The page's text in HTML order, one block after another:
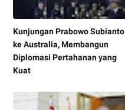
Kunjungan Prabowo Subianto
ke Australia, Membangun
Diplomasi Pertahanan yang
Kuat